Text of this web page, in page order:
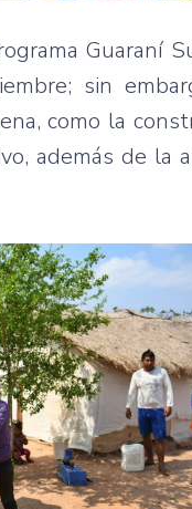
Guaraní
sin
como la
además de la